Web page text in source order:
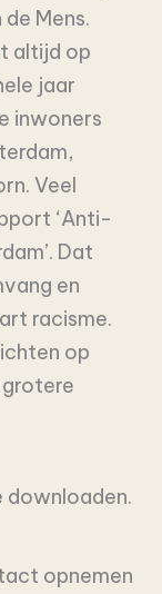
Mens.
altijd op
jaar
inwoners
Veel
‘Anti-
Dat
en
racisme.
op
grotere
downloaden.
opnemen